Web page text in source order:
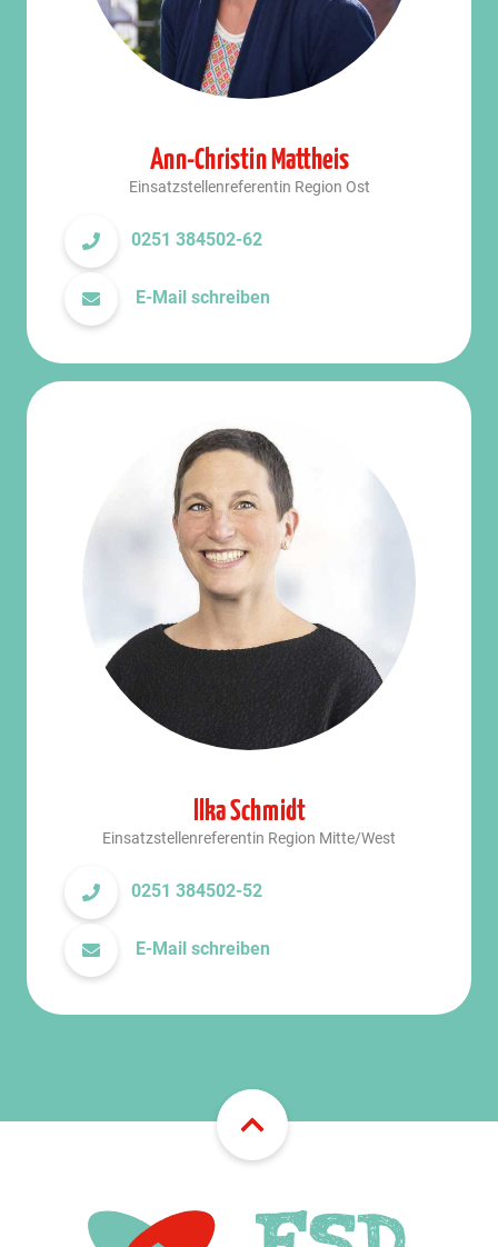
Ann-Christin Mattheis
Einsatzstellenreferentin Region Ost
0251 384502-62
E-Mail schreiben
llka Schmidt
Einsatzstellenreferentin Region Mitte/West
0251 384502-52
E-Mail schreiben